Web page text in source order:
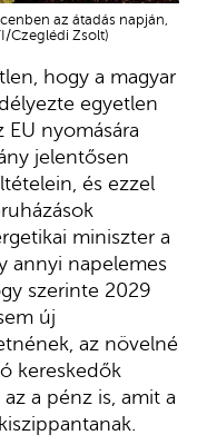
az átadás napján,
Czeglédi Zsolt)
hogy a magyar
egyetlen
nyomására
jelentősen
és ezzel
miniszter a
annyi napelemes
szerinte 2029
új
az növelné
kereskedők
a pénz is, amit a